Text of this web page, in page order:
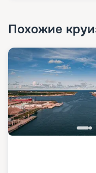
Похожие